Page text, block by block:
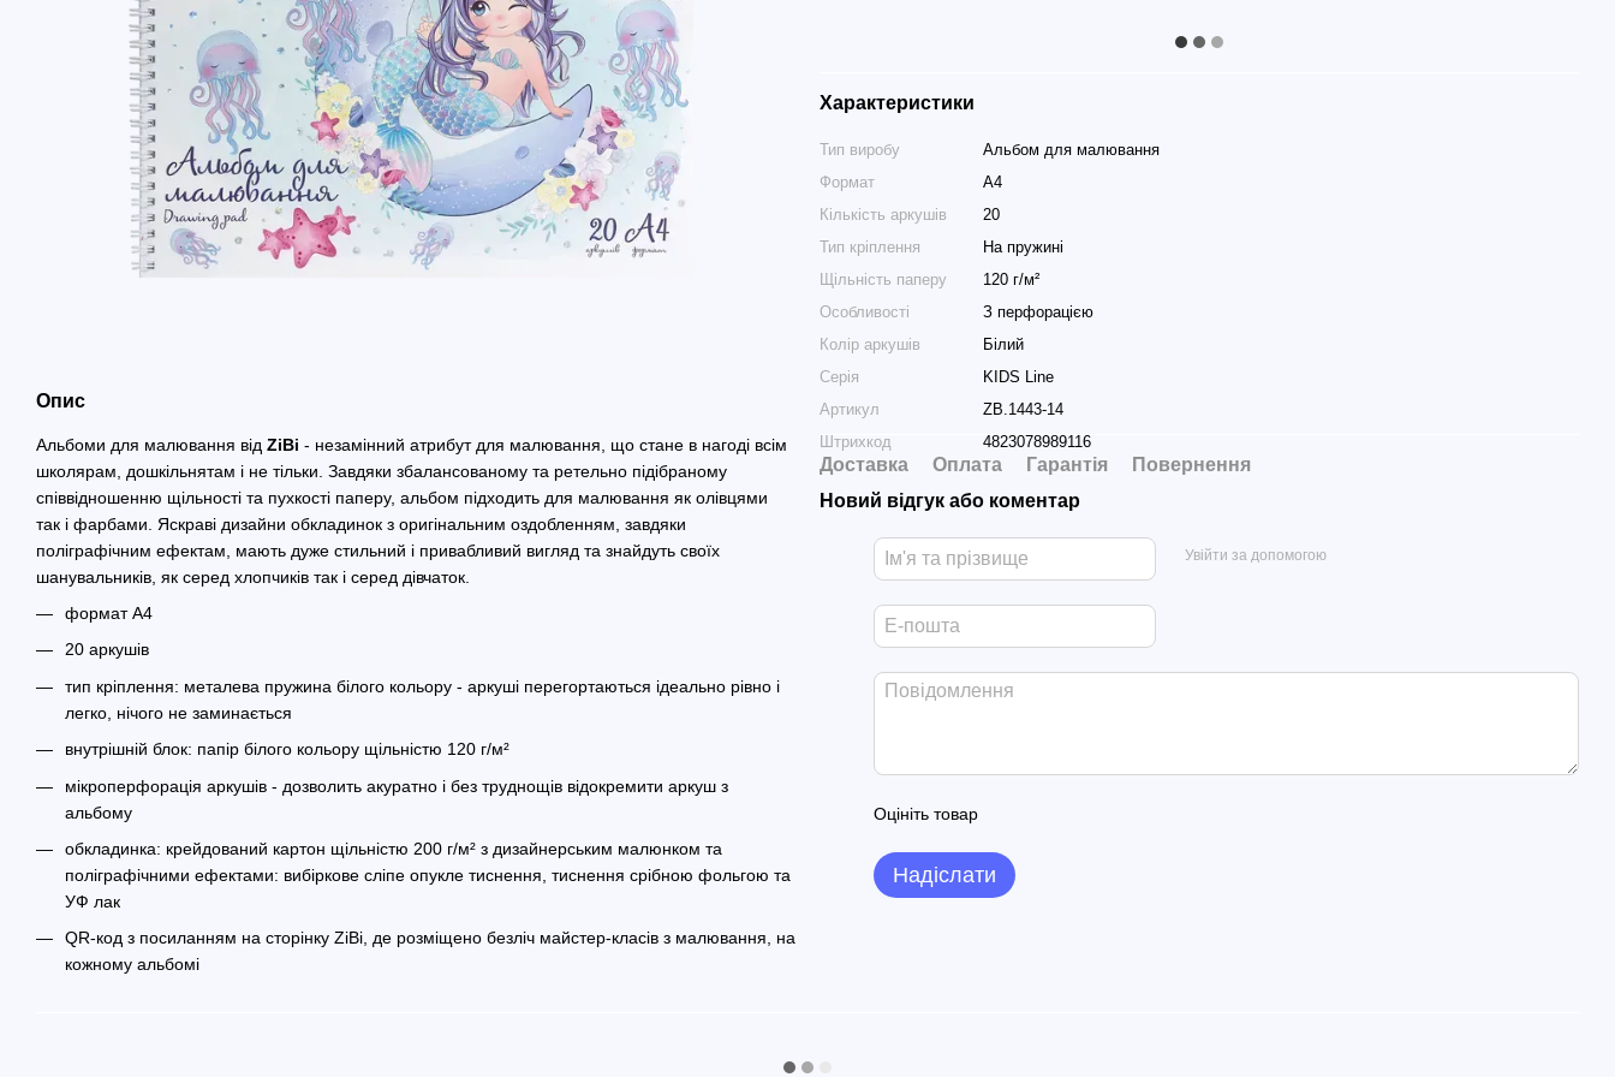
Опис
Альбоми для малювання від ZiBi - незамінний атрибут для малювання, що стане в нагоді всім
школярам, дошкільнятам і не тільки. Завдяки збалансованому та ретельно підібраному
співвідношенню щільності та пухкості паперу, альбом підходить для малювання як олівцями
так і фарбами. Яскраві дизайни обкладинок з оригінальним оздобленням, завдяки
поліграфічним ефектам, мають дуже стильний і привабливий вигляд та знайдуть своїх
шанувальників, як серед хлопчиків так і серед дівчаток.
формат А4
20 аркушів
тип кріплення: металева пружина білого кольору - аркуші перегортаються ідеально рівно і
легко, нічого не заминається
внутрішній блок: папір білого кольору щільністю 120 г/м²
мікроперфорація аркушів - дозволить акуратно і без труднощів відокремити аркуш з
альбому
обкладинка: крейдований картон щільністю 200 г/м² з дизайнерським малюнком та
поліграфічними ефектами: вибіркове сліпе опукле тиснення, тиснення срібною фольгою та
УФ лак
QR-код з посиланням на сторінку ZiBi, де розміщено безліч майстер-класів з малювання, на
кожному альбомі
Характеристики
Тип виробу
Альбом для малювання
Формат
А4
Кількість аркушів
20
Тип кріплення
На пружині
Щільність паперу
120 г/м²
Особливості
З перфорацією
Колір аркушів
Білий
Серія
KIDS Line
Артикул
ZB.1443-14
Штрихкод
4823078989116
Доставка Оплата Гарантія
Повернення
Новий відгук або коментар
Увійти за допомогою
Оцініть товар
Надіслати